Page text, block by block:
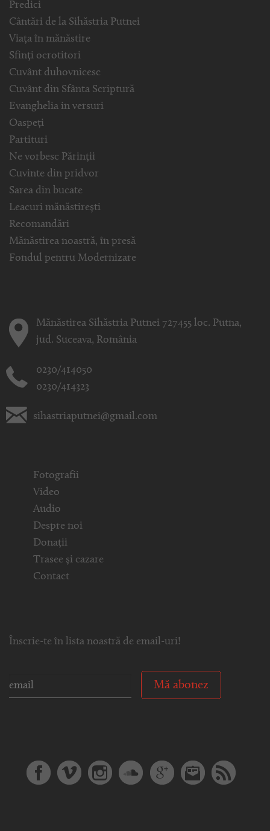
Predici
Cântări de la Sihăstria Putnei
Viața în mănăstire
Sfinți ocrotitori
Cuvânt duhovnicesc
Cuvânt din Sfânta Scriptură
Evanghelia in versuri
Oaspeți
Partituri
Ne vorbesc Părinții
Cuvinte din pridvor
Sarea din bucate
Leacuri mănăstirești
Recomandări
Mănăstirea noastră, în presă
Fondul pentru Modernizare
Mănăstirea Sihăstria Putnei 727455 loc. Putna,
jud. Suceava, România
0230/414050
0230/414323
sihastriaputnei@gmail.com
Fotografii
Video
Audio
Despre noi
Donații
Trasee și cazare
Contact
Înscrie-te în lista noastră de email-uri!
Mă abonez